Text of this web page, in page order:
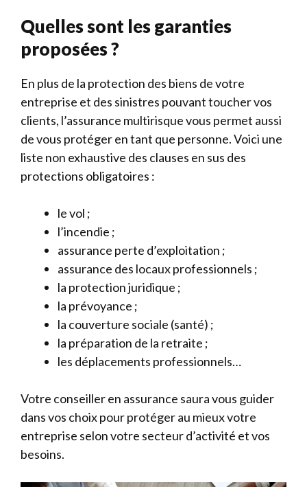
Quelles sont les garanties
proposées ?
En plus de la protection des biens de votre
entreprise et des sinistres pouvant toucher vos
clients, l’assurance multirisque vous permet aussi
de vous protéger en tant que personne. Voici une
liste non exhaustive des clauses en sus des
protections obligatoires :
le vol ;
l’incendie ;
assurance perte d’exploitation ;
assurance des locaux professionnels ;
la protection juridique ;
la prévoyance ;
la couverture sociale (santé) ;
la préparation de la retraite ;
les déplacements professionnels…
Votre conseiller en assurance saura vous guider
dans vos choix pour protéger au mieux votre
entreprise selon votre secteur d’activité et vos
besoins.